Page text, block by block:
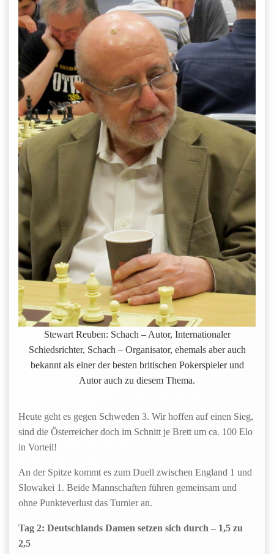
Stewart Reuben: Schach – Autor, Internationaler
Schiedsrichter, Schach – Organisator, ehemals aber auch
bekannt als einer der besten britischen Pokerspieler und
Autor auch zu diesem Thema.
Heute geht es gegen Schweden 3. Wir hoffen auf einen Sieg,
sind die Österreicher doch im Schnitt je Brett um ca. 100 Elo
in Vorteil!
An der Spitze kommt es zum Duell zwischen England 1 und
Slowakei 1. Beide Mannschaften führen gemeinsam und
ohne Punkteverlust das Turnier an.
Tag 2: Deutschlands Damen setzen sich durch – 1,5 zu
2,5